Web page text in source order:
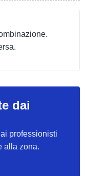
dai
professionisti
alla zona.